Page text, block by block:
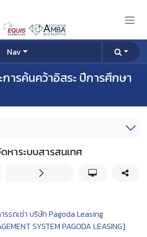
Nav
ารค้นคว้าอิสระ ปีการศึกษา
าระบบสารสนเทศ
รรถเช่า บริษัท Pagoda Leasing
SYSTEM PAGODA LEASING]